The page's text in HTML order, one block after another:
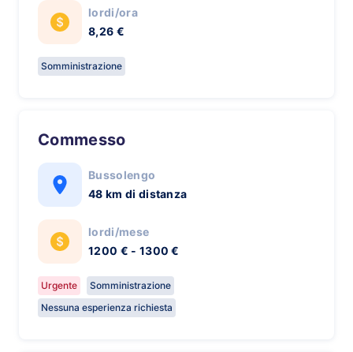
lordi/ora
8,26 €
Somministrazione
Commesso
Bussolengo
48 km di distanza
lordi/mese
1200 € - 1300 €
Urgente
Somministrazione
Nessuna esperienza richiesta